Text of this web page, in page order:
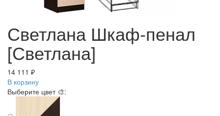
Светлана Шкаф-пенал
[Светлана]
14 111 ₽
В корзину
Выберите цвет 🎨: